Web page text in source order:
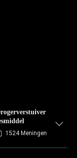
1524 Meningen